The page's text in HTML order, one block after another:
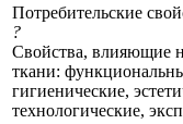
Потребительские
?
Свойства, влияющие
ткани:
гигиенические,
технологические,